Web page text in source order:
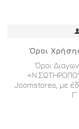
Όροι
Όροι
Joomstores, με